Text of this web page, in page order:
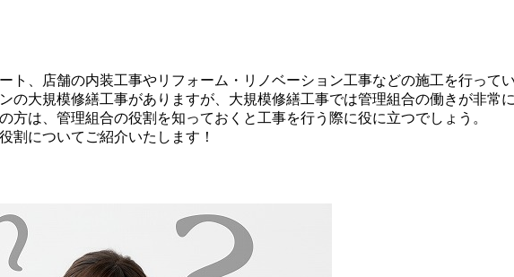
、店舗の内装工事やリフォーム・リノベーション工事などの施工を行ってい
の大規模修繕工事がありますが、大規模修繕工事では管理組合の働きが非常
方は、管理組合の役割を知っておくと工事を行う際に役に立つでしょう。
割についてご紹介いたします！